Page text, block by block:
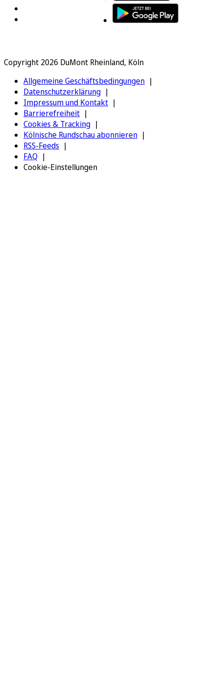
Copyright 2026 DuMont Rheinland, Köln
Allgemeine Geschäftsbedingungen
Datenschutzerklärung
Impressum und Kontakt
Barrierefreiheit
Cookies & Tracking
Kölnische Rundschau abonnieren
RSS-Feeds
FAQ
Cookie-Einstellungen